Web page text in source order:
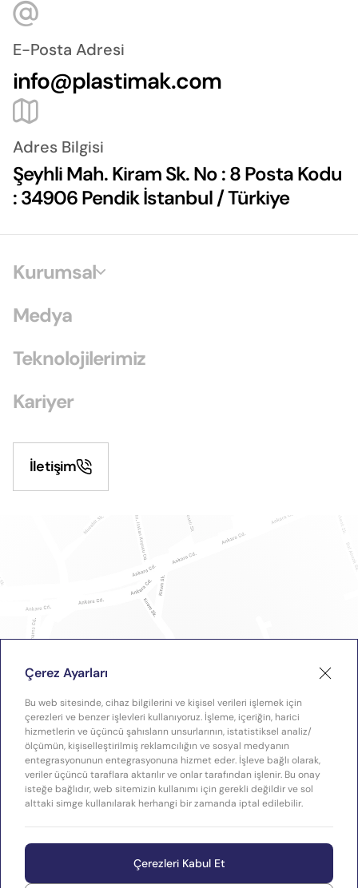
E-Posta Adresi
info@plastimak.com
Adres Bilgisi
Şeyhli Mah. Kiram Sk. No : 8 Posta Kodu
: 34906 Pendik İstanbul / Türkiye
Kurumsal
Medya
Teknolojilerimiz
Kariyer
İletişim
Çerez Ayarları
Bu web sitesinde, cihaz bilgilerini ve kişisel verileri işlemek için
çerezleri ve benzer işlevleri kullanıyoruz. İşleme, içeriğin, harici
hizmetlerin ve üçüncü şahısların unsurlarının, istatistiksel analiz/
ölçümün, kişiselleştirilmiş reklamcılığın ve sosyal medyanın
entegrasyonunun entegrasyonuna hizmet eder. İşleve bağlı olarak,
veriler üçüncü taraflara aktarılır ve onlar tarafından işlenir. Bu onay
isteğe bağlıdır, web sitemizin kullanımı için gerekli değildir ve sol
alttaki simge kullanılarak herhangi bir zamanda iptal edilebilir.
Çerezleri Kabul Et